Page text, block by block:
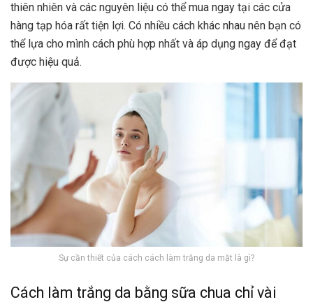
thiên nhiên và các nguyên liệu có thể mua ngay tại các cửa
hàng tạp hóa rất tiện lợi. Có nhiều cách khác nhau nên bạn có
thể lựa cho mình cách phù hợp nhất và áp dụng ngay để đạt
được hiệu quả.
Sự cần thiết của cách cách làm trắng da mặt là gì?
Cách làm trắng da bằng sữa chua chỉ vài